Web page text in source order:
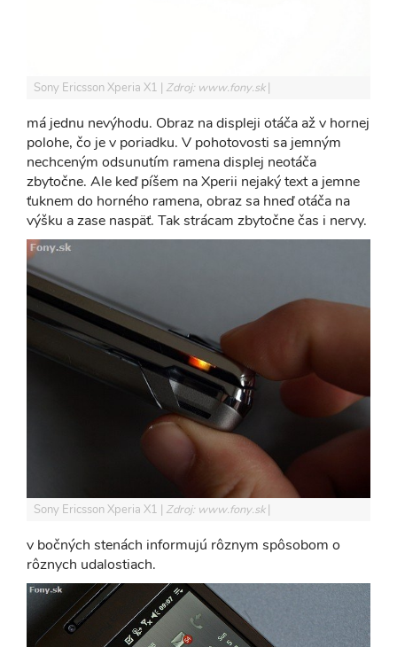
Sony Ericsson Xperia X1 Zdroj: www.fony.sk
má jednu nevýhodu. Obraz na displeji otáča až v hornej
polohe, čo je v poriadku. V pohotovosti sa jemným
nechceným odsunutím ramena displej neotáča
zbytočne. Ale keď píšem na Xperii nejaký text a jemne
ťuknem do horného ramena, obraz sa hneď otáča na
výšku a zase naspäť. Tak strácam zbytočne čas i nervy.
Sony Ericsson Xperia X1 Zdroj: www.fony.sk
v bočných stenách informujú rôznym spôsobom o
rôznych udalostiach.